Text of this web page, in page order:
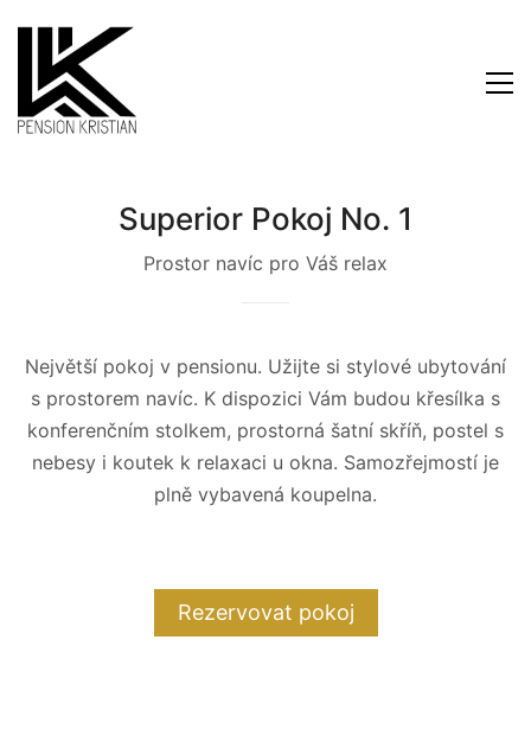
Superior Pokoj No. 1
Prostor navíc pro Váš relax
Největší pokoj v pensionu. Užijte si stylové ubytování
s prostorem navíc. K dispozici Vám budou křesílka s
konferenčním stolkem, prostorná šatní skříň, postel s
nebesy i koutek k relaxaci u okna. Samozřejmostí je
plně vybavená koupelna.
Rezervovat pokoj